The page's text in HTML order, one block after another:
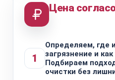
Цена
1
Определяем, где
загрязнение и
Подбираем
очистки без